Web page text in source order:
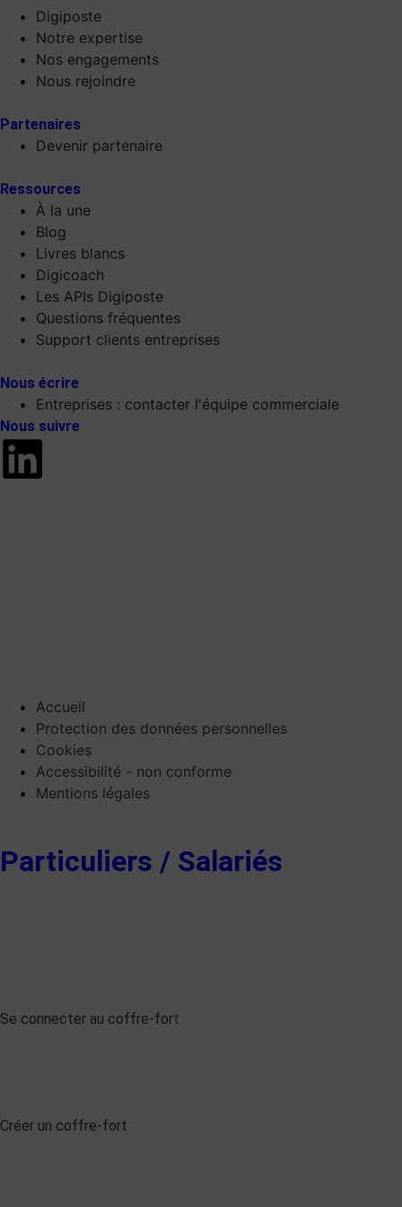
Digiposte
Notre expertise
Nos engagements
Nous rejoindre
Partenaires
Devenir partenaire
Ressources
À la une
Blog
Livres blancs
Digicoach
Les APIs Digiposte
Questions fréquentes
Support clients entreprises
Nous écrire
Entreprises : contacter l'équipe commerciale
Nous suivre
Accueil
Protection des données personnelles
Cookies
Accessibilité - non conforme
Mentions légales
Particuliers / Salariés
Se connecter au coffre-fort
Créer un coffre-fort